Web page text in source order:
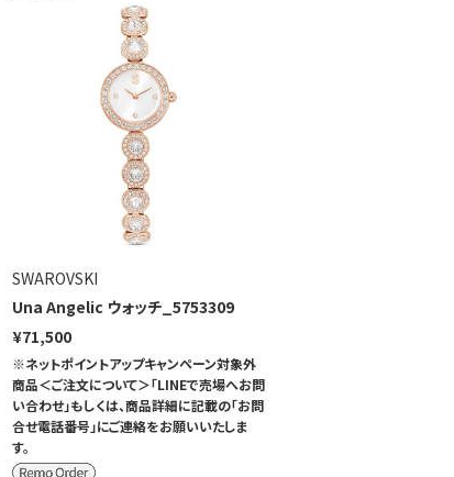
SWAROVSKI
Una Angelic ウォッチ_5753309
¥71,500
※ネットポイントアップキャンペーン対象外
商品＜ご注文について＞「LINEで売場へお問
い合わせ」もしくは、商品詳細に記載の「お問
合せ電話番号」にご連絡をお願いいたしま
す。